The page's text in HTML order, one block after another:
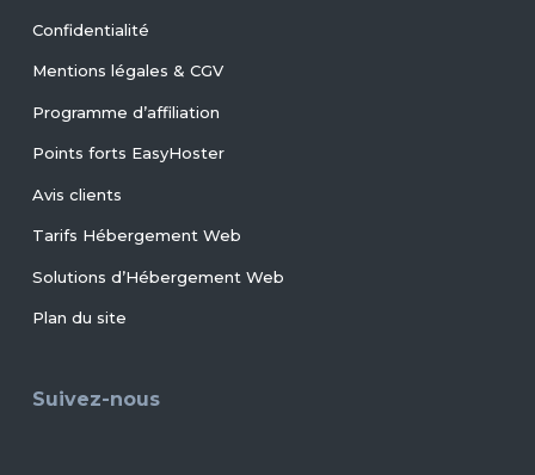
Confidentialité
Mentions légales & CGV
Programme d’affiliation
Points forts EasyHoster
Avis clients
Tarifs Hébergement Web
Solutions d’Hébergement Web
Plan du site
Suivez-nous